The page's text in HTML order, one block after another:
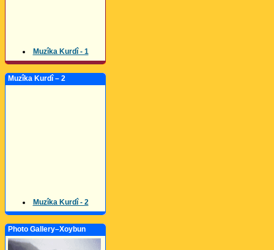
Muzîka Kurdî - 1
Muzîka Kurdî – 2
Muzîka Kurdî - 2
Photo Gallery–Xoybun